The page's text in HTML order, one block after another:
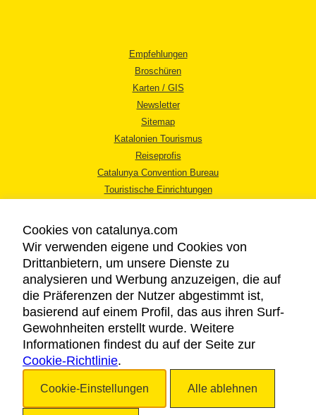
Empfehlungen
Broschüren
Karten / GIS
Newsletter
Sitemap
Katalonien Tourismus
Reiseprofis
Catalunya Convention Bureau
Touristische Einrichtungen
RECHTLICHER HINWEIS
DATENSCHUTZICHTLINIE
COOKIES
BARRIEREFREIHEIT
Cookies von catalunya.com
Wir verwenden eigene und Cookies von
Drittanbietern, um unsere Dienste zu
analysieren und Werbung anzuzeigen, die auf
die Präferenzen der Nutzer abgestimmt ist,
basierend auf einem Profil, das aus ihren Surf-
Gewohnheiten erstellt wurde. Weitere
Informationen findest du auf der Seite zur
Cookie-Richtlinie.
Cookie-Einstellungen Alle ablehnen